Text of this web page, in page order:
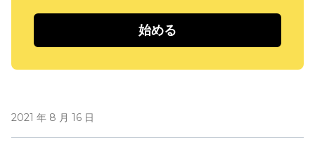
始める
2021 年 8 月 16 日